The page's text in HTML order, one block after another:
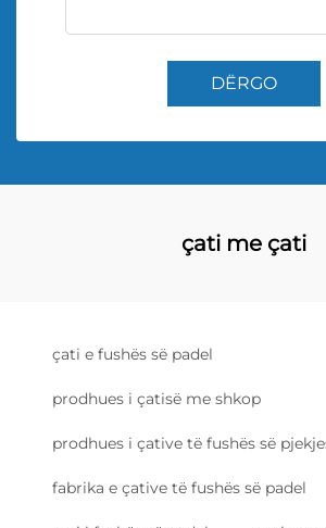
DËRGO
çati me çati
çati e fushës së padel
prodhues i çatisë me shkop
prodhues i çative të fushës së
fabrika e çative të fushës së padel